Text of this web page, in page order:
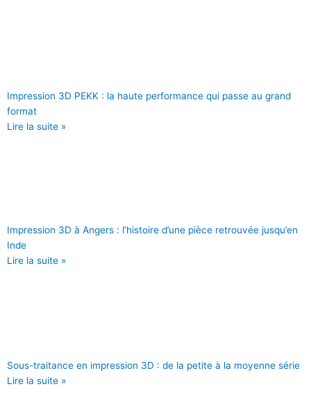
Impression 3D PEKK : la haute performance qui passe au grand
format
Lire la suite »
Impression 3D à Angers : l’histoire d’une pièce retrouvée jusqu’en
Inde
Lire la suite »
Sous-traitance en impression 3D : de la petite à la moyenne série
Lire la suite »